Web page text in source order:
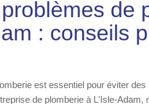
de
: conseils
est essentiel pour éviter
de plomberie à L'Isle-Adam,